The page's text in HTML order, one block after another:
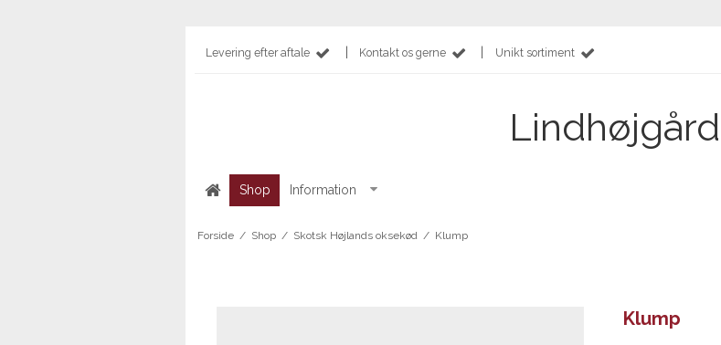
Levering efter aftale Kontakt os gerne Unikt sortiment
Lindhøjgård
Shop Information
Forside / Shop / Skotsk Højlands oksekød / Klump
Klump